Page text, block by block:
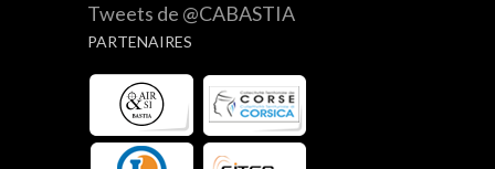
Tweets de @CABASTIA
PARTENAIRES